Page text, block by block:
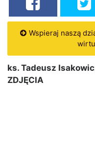
Wspieraj naszą
ks. Tadeusz
ZDJĘCIA